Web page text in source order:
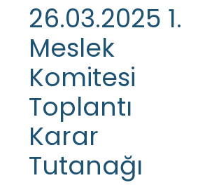
26.03.2025 1.
Meslek
Komitesi
Toplantı
Karar
Tutanağı